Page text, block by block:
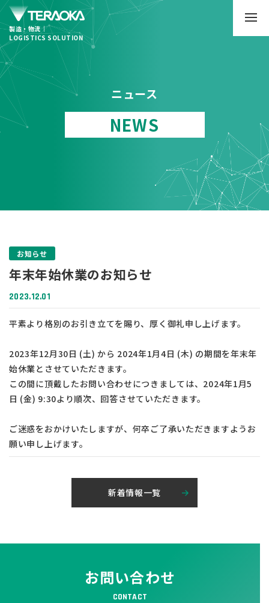
製造・物流｜
LOGISTICS SOLUTION
ニュース
NEWS
お知らせ
年末年始休業のお知らせ
2023.12.01
平素より格別のお引き立てを賜り、厚く御礼申し上げます。
2023年12月30日 (土) から 2024年1月4日 (木) の期間を年末年
始休業とさせていただきます。
この間に頂戴したお問い合わせにつきましては、2024年1月5
日 (金) 9:30より順次、回答させていただきます。
ご迷惑をおかけいたしますが、何卒ご了承いただきますようお
願い申し上げます。
新着情報一覧
お問い合わせ
CONTACT